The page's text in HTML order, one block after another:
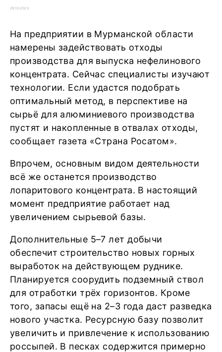
29.10.2023
На предприятии в Мурманской области
намерены задействовать отходы
производства для выпуска нефелинового
концентрата. Сейчас специалисты изучают
технологии. Если удастся подобрать
оптимальный метод, в перспективе на
сырьё для алюминиевого производства
пустят и накопленные в отвалах отходы,
сообщает газета «Страна Росатом».
Впрочем, основным видом деятельности
всё же останется производство
лопаритового концентрата. В настоящий
момент предприятие работает над
увеличением сырьевой базы.
Дополнительные 5–7 лет добычи
обеспечит строительство новых горных
выработок на действующем руднике.
Планируется соорудить подземный ствол
для отработки трёх горизонтов. Кроме
того, запасы ещё на 2–3 года даст разведка
нового участка. Ресурсную базу позволит
увеличить и привлечение к использованию
россыпей. В песках содержится примерно